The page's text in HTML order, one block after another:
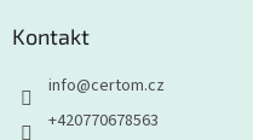
Kontakt
info@certom.cz
+420770678563